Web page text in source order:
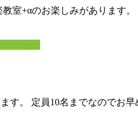
室+αのお楽しみがあります
す。 定員10名までなのでお